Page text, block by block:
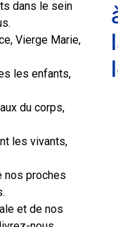
dans le sein
Vierge Marie,
les enfants,
du corps,
les vivants,
nos proches
et de nos